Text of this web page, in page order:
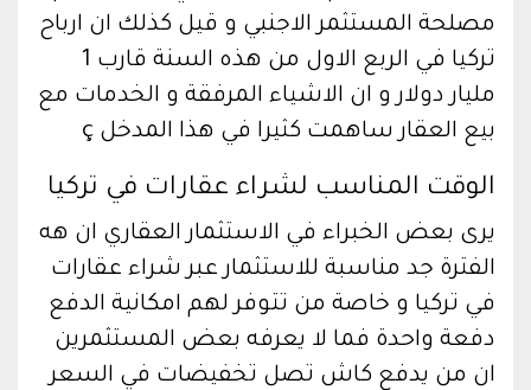
مصلحة المستثمر الاجنبي و قيل كذلك ان ارباح
تركيا في الربع الاول من هذه السنة قارب 1
مليار دولار و ان الاشياء المرفقة و الخدمات مع
بيع العقار ساهمت كثيرا في هذا المدخل ç
الوقت المناسب لشراء عقارات في تركيا
يرى بعض الخبراء في الاستثمار العقاري ان هه
الفترة جد مناسبة للاستثمار عبر شراء عقارات
في تركيا و خاصة من تتوفر لهم امكانية الدفع
دفعة واحدة فما لا يعرفه بعض المستثمرين
ان من يدفع كاش تصل تخفيضات في السعر